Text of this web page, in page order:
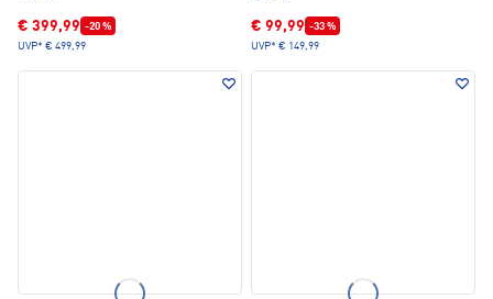
€ 399,99 -20 %
UVP* € 499,99
€ 99,99 -33 %
UVP* € 149,99